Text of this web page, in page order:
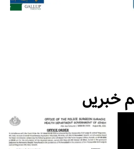
خبریں